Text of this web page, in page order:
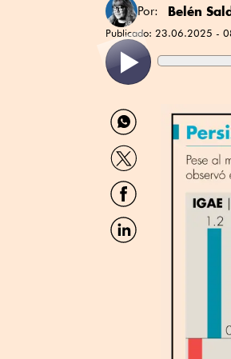
Por: Belén
Publicado: 23.06.2025 -
Compartir
por
WhatsApp
Compartir
por
Twitter
Compartir
por
Facebook
Compartir
por